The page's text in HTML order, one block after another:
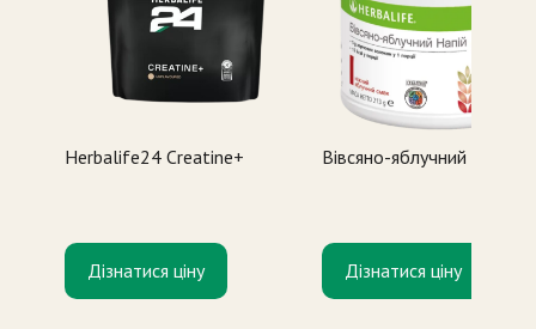
Herbalife24 Creatine+
Дізнатися ціну
Вівсяно-яблучний напій
Дізнатися ціну